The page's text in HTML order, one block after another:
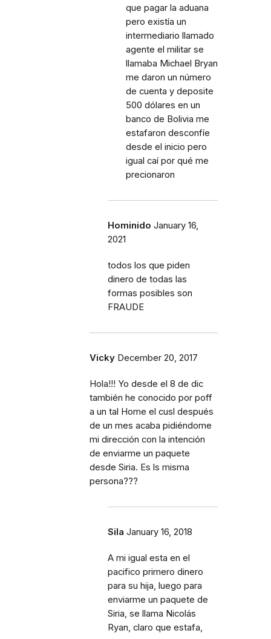
que pagar la aduana
pero existía un
intermediario llamado
agente el militar se
llamaba Michael Bryan
me daron un número
de cuenta y deposite
500 dólares en un
banco de Bolivia me
estafaron desconfíe
desde el inicio pero
igual caí por qué me
precionaron
Hominido January 16,
2021
todos los que piden
dinero de todas las
formas posibles son
FRAUDE
Vicky December 20, 2017
Hola!!! Yo desde el 8 de dic
también he conocido por poff
a un tal Home el cusl después
de un mes acaba pidiéndome
mi dirección con la intención
de enviarme un paquete
desde Siria. Es ls misma
persona???
Sila January 16, 2018
A mi igual esta en el
pacifico primero dinero
para su hija, luego para
enviarme un paquete de
Siria, se llama Nicolás
Ryan, claro que estafa,